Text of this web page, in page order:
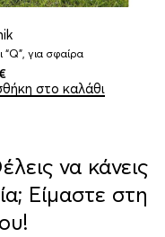
“Q”, για σφαίρα
€
στο καλάθι
να κάνεις
Είμαστε στη